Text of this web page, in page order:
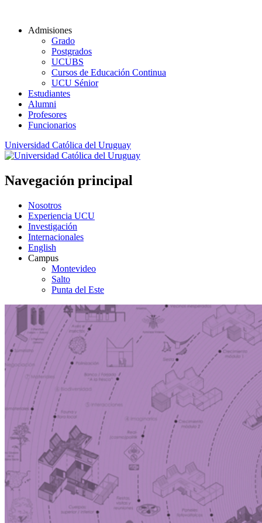
Admisiones
Grado
Postgrados
UCUBS
Cursos de Educación Continua
UCU Sénior
Estudiantes
Alumni
Profesores
Funcionarios
Universidad Católica del Uruguay
Navegación principal
Nosotros
Experiencia UCU
Investigación
Internacionales
English
Campus
Montevideo
Salto
Punta del Este